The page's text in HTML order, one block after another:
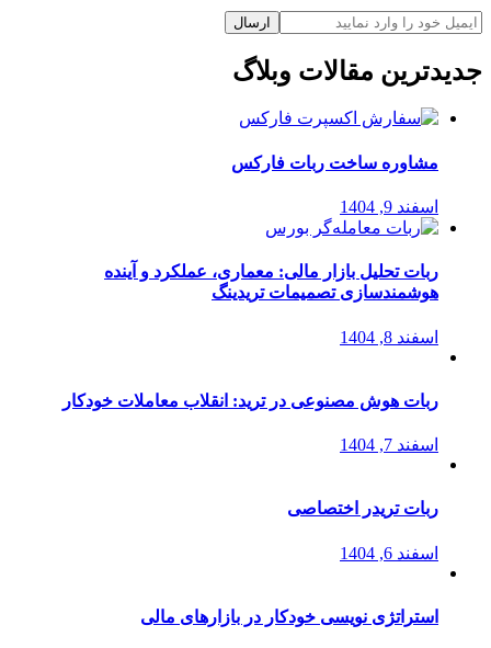
ارسال
جدیدترین مقالات وبلاگ
مشاوره ساخت ربات فارکس
اسفند 9, 1404
ربات تحلیل بازار مالی: معماری، عملکرد و آینده
هوشمندسازی تصمیمات تریدینگ
اسفند 8, 1404
ربات هوش مصنوعی در ترید: انقلاب معاملات خودکار
اسفند 7, 1404
ربات تریدر اختصاصی
اسفند 6, 1404
استراتژی‌ نویسی خودکار در بازارهای مالی